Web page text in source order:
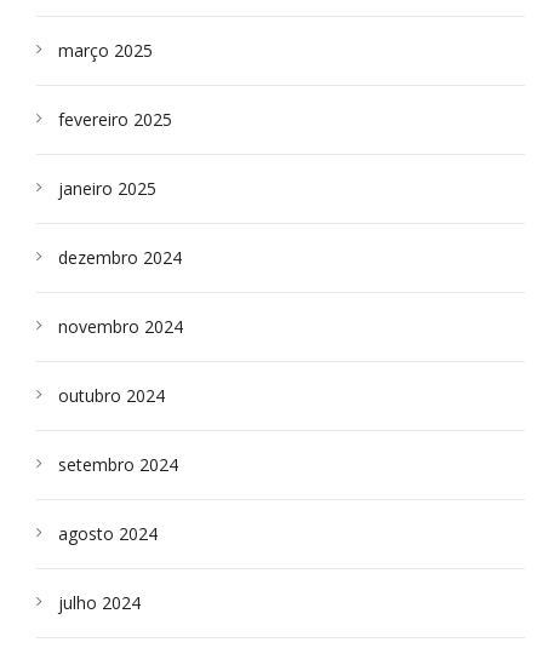
março 2025
fevereiro 2025
janeiro 2025
dezembro 2024
novembro 2024
outubro 2024
setembro 2024
agosto 2024
julho 2024